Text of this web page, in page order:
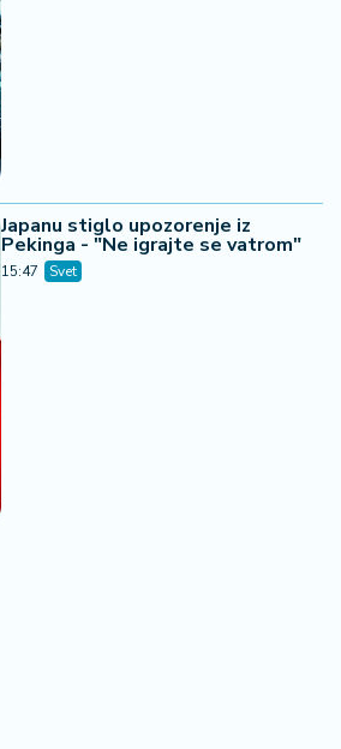
Japanu stiglo upozorenje iz
Pekinga - "Ne igrajte se vatrom"
15:47 Svet